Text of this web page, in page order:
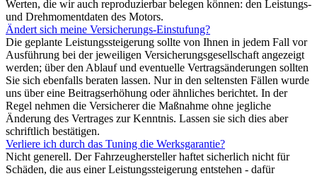
Werten, die wir auch reproduzierbar belegen können: den Leistungs-
und Drehmomentdaten des Motors.
Ändert sich meine Versicherungs-Einstufung?
Die geplante Leistungssteigerung sollte von Ihnen in jedem Fall vor
Ausführung bei der jeweiligen Versicherungsgesellschaft angezeigt
werden; über den Ablauf und eventuelle Vertragsänderungen sollten
Sie sich ebenfalls beraten lassen. Nur in den seltensten Fällen wurde
uns über eine Beitragserhöhung oder ähnliches berichtet. In der
Regel nehmen die Versicherer die Maßnahme ohne jegliche
Änderung des Vertrages zur Kenntnis. Lassen sie sich dies aber
schriftlich bestätigen.
Verliere ich durch das Tuning die Werksgarantie?
Nicht generell. Der Fahrzeughersteller haftet sicherlich nicht für
Schäden, die aus einer Leistungssteigerung entstehen - dafür